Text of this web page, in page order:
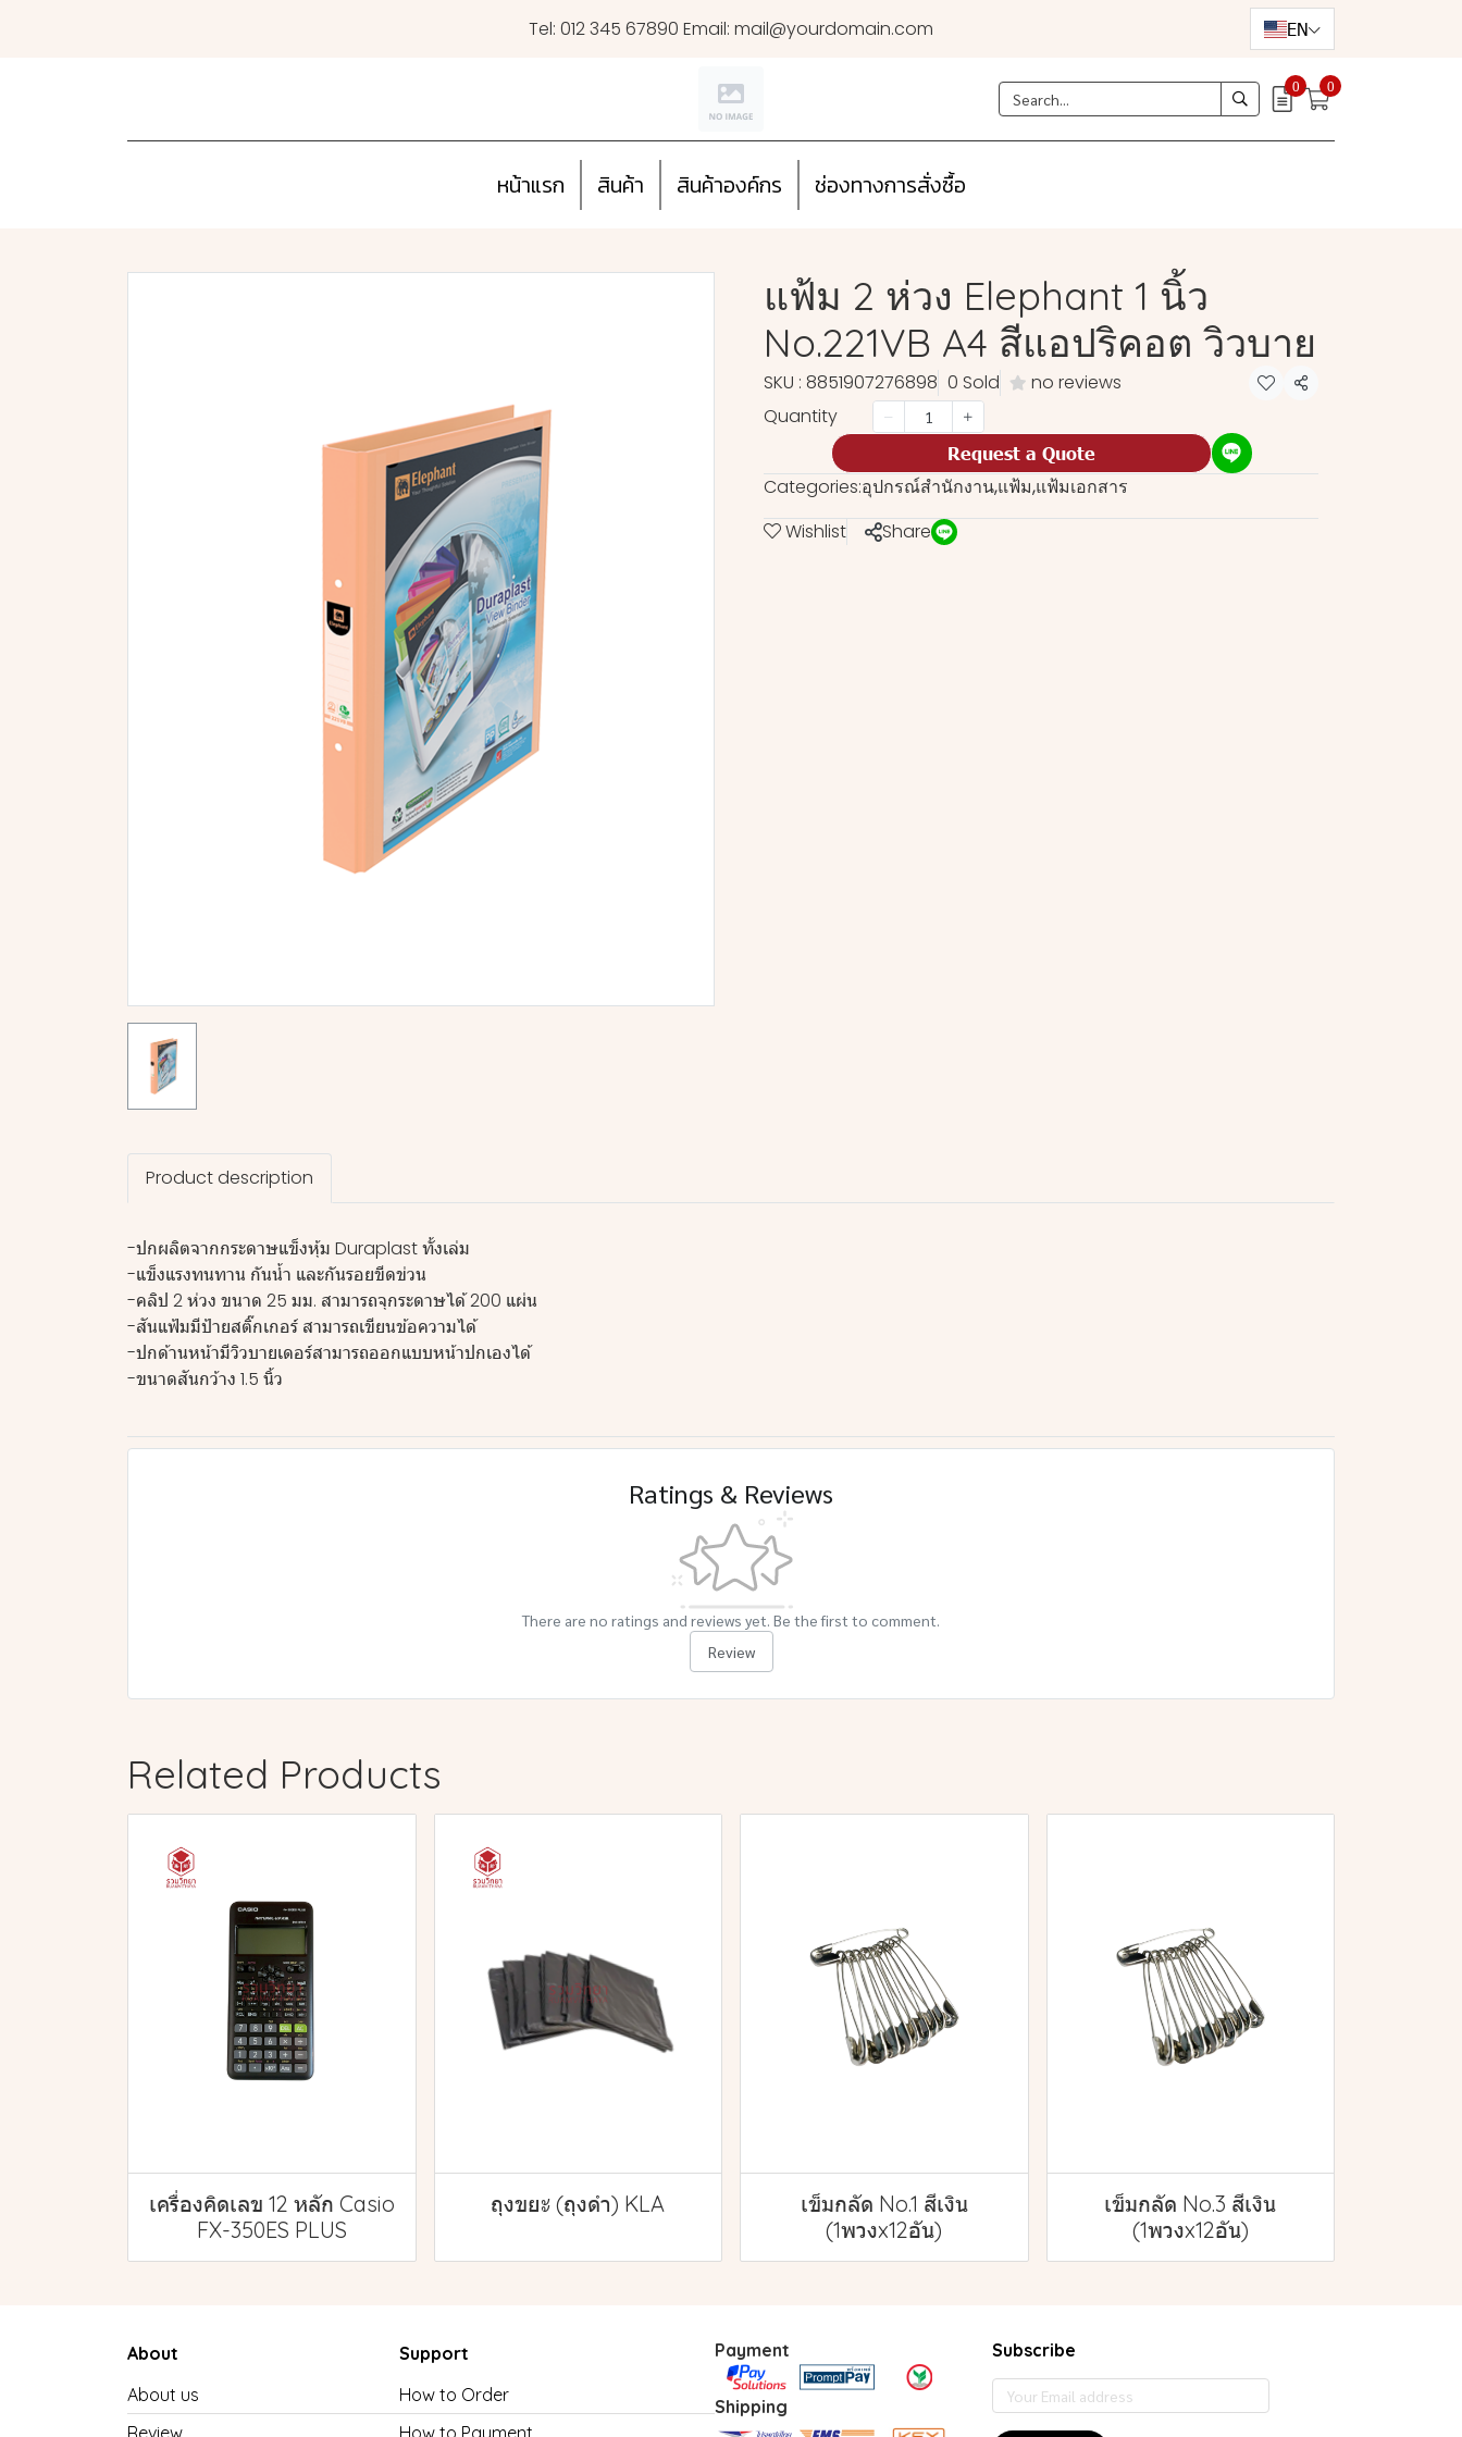
Tel: 012 345 67890 Email: mail@yourdomain.com EN
0 0
หน้าแรก สินค้า สินค้าองค์กร ช่องทางการสั่งซื้อ
แฟ้ม 2 ห่วง Elephant 1 นิ้ว
No.221VB A4 สีแอปริคอต วิวบาย
SKU : 8851907276898 0 Sold no reviews Share
Quantity
Request a Quote
Categories:อุปกรณ์สำนักงาน,แฟ้ม,แฟ้มเอกสาร
Wishlist
Share
Product description
-ปกผลิตจากกระดาษแข็งหุ้ม Duraplast ทั้งเล่ม
-แข็งแรงทนทาน กันน้ำ และกันรอยขีดข่วน
-คลิป 2 ห่วง ขนาด 25 มม. สามารถจุกระดาษได้ 200 แผ่น
-สันแฟ้มมีป้ายสติ๊กเกอร์ สามารถเขียนข้อความได้
-ปกด้านหน้ามีวิวบายเดอร์สามารถออกแบบหน้าปกเองได้
-ขนาดสันกว้าง 1.5 นิ้ว
Ratings & Reviews
There are no ratings and reviews yet. Be the first to comment.
Review
Related Products
เครื่องคิดเลข 12 หลัก Casio
FX-350ES PLUS
ถุงขยะ (ถุงดำ) KLA
เข็มกลัด No.1 สีเงิน
(1พวงx12อัน)
เข็มกลัด No.3 สีเงิน
(1พวงx12อัน)
About
About us
Support
How to Order
Payment
Shipping
Subscribe